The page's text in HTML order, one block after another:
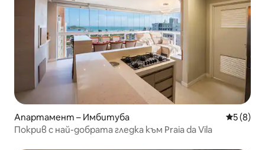
Апартамент – Имбитуба Средна
5 (8)
Покрив с най-добрата гледка към Praia da Vila